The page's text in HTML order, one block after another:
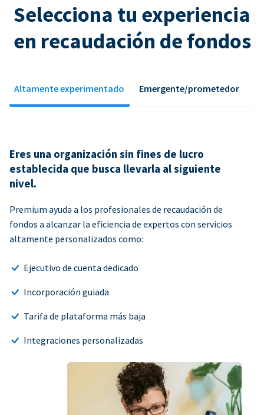
Selecciona tu experiencia
en recaudación de fondos
Altamente experimentado Emergente/prometedor
Eres una organización sin fines de lucro
establecida que busca llevarla al siguiente
nivel.
Premium ayuda a los profesionales de recaudación de
fondos a alcanzar la eficiencia de expertos con servicios
altamente personalizados como:
Ejecutivo de cuenta dedicado
Incorporación guiada
Tarifa de plataforma más baja
Integraciones personalizadas